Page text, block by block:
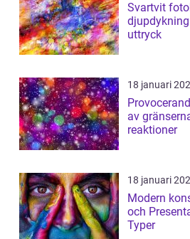
Svartvit
uttryck
18 januari
av
reaktioner
18 januari
Modern
och
Typer